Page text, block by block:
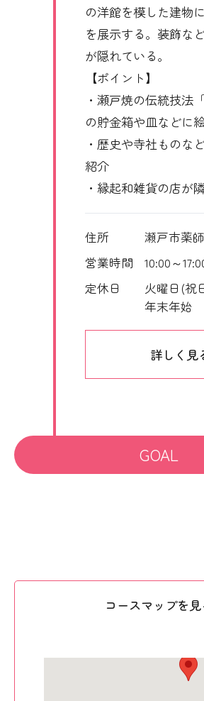
の洋館を模した建物
を展示する。装飾な
が隠れている。
【ポイント】
・瀬戸焼の伝統技法
の貯金箱や皿などに
・歴史や寺社ものな
紹介
・縁起和雑貨の店が
住所
瀬戸市薬
営業時間
10:00～
定休日
火曜日(祝
年末年始
詳しく見
GOAL
コースマップを見